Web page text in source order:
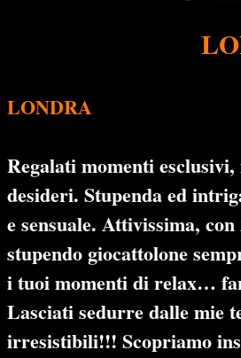
LONDRA
Regalati momenti
desideri. Stupenda ed
e sensuale. Attivissima,
stupendo giocattolone
i tuoi momenti di relax…
Lasciati sedurre dalle mie
irresistibili!!! Scopriamo